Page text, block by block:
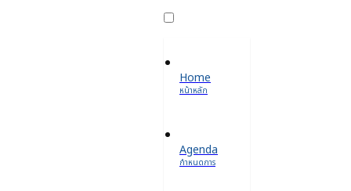
Home
หน้าหลัก
Agenda
กำหนดการ